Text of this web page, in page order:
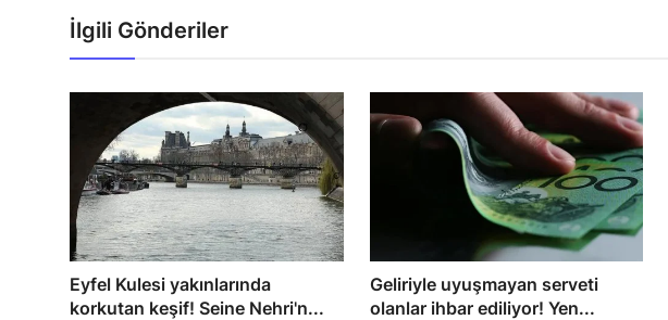
İlgili Gönderiler
Eyfel Kulesi yakınlarında
korkutan keşif! Seine Nehri'n...
Geliriyle uyuşmayan serveti
olanlar ihbar ediliyor! Yen...